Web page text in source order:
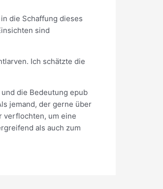
die Schaffung dieses
sind
Ich schätzte die
die Bedeutung epub
jemand, der gerne über
verflochten, um eine
als auch zum